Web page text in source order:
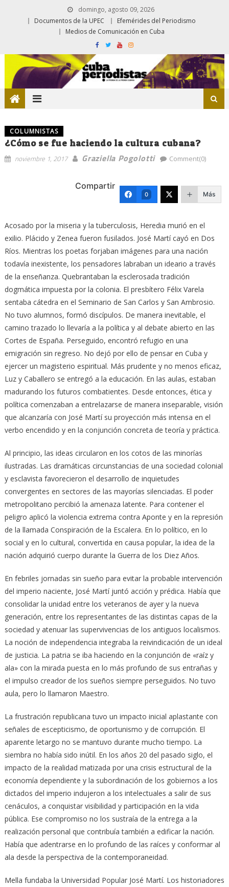
domingo, agosto 09, 2026
Documentos de la UPEC
Efemérides del Periodismo
Medios de Comunicación en Cuba
COLUMNISTAS
¿Cómo se fue haciendo la cultura cubana?
noviembre 1, 2017 Graziella Pogolotti Comment(0)
Compartir
0 Más
Acosado por la miseria y la tuberculosis, Heredia murió en el
exilio. Plácido y Zenea fueron fusilados. José Martí cayó en Dos
Ríos. Mientras los poetas forjaban imágenes para una nación
todavía inexistente, los pensadores labraban un ideario a través
de la enseñanza. Quebrantaban la esclerosada tradición
dogmática impuesta por la colonia. El presbítero Félix Varela
sentaba cátedra en el Seminario de San Carlos y San Ambrosio.
No tuvo alumnos, formó discípulos. De manera inevitable, el
camino trazado lo llevaría a la política y al debate abierto en las
Cortes de España. Perseguido, encontró refugio en una
emigración sin regreso. No dejó por ello de pensar en Cuba y
ejercer un magisterio espiritual. Más prudente y no menos eficaz,
Luz y Caballero se entregó a la educación. En las aulas, estaban
madurando los futuros combatientes. Desde entonces, ética y
política comenzaban a entrelazarse de manera inseparable, visión
que alcanzaría con José Martí su proyección más intensa en el
verbo encendido y en la conjunción concreta de teoría y práctica.
Al principio, las ideas circularon en los cotos de las minorías
ilustradas. Las dramáticas circunstancias de una sociedad colonial
y esclavista favorecieron el desarrollo de inquietudes
convergentes en sectores de las mayorías silenciadas. El poder
metropolitano percibió la amenaza latente. Para contener el
peligro aplicó la violencia extrema contra Aponte y en la represión
de la llamada Conspiración de la Escalera. En lo político, en lo
social y en lo cultural, convertida en causa popular, la idea de la
nación adquirió cuerpo durante la Guerra de los Diez Años.
En febriles jornadas sin sueño para evitar la probable intervención
del imperio naciente, José Martí juntó acción y prédica. Había que
consolidar la unidad entre los veteranos de ayer y la nueva
generación, entre los representantes de las distintas capas de la
sociedad y atenuar las supervivencias de los antiguos localismos.
La noción de independencia integraba la reivindicación de un ideal
de justicia. La patria se iba haciendo en la conjunción de «raíz y
ala» con la mirada puesta en lo más profundo de sus entrañas y
el impulso creador de los sueños siempre perseguidos. No tuvo
aula, pero lo llamaron Maestro.
La frustración republicana tuvo un impacto inicial aplastante con
señales de escepticismo, de oportunismo y de corrupción. El
aparente letargo no se mantuvo durante mucho tiempo. La
siembra no había sido inútil. En los años 20 del pasado siglo, el
impacto de la realidad matizada por una crisis estructural de la
economía dependiente y la subordinación de los gobiernos a los
dictados del imperio indujeron a los intelectuales a salir de sus
cenáculos, a conquistar visibilidad y participación en la vida
pública. Ese compromiso no los sustraía de la entrega a la
realización personal que contribuía también a edificar la nación.
Había que adentrarse en lo profundo de las raíces y conformar al
ala desde la perspectiva de la contemporaneidad.
Mella fundaba la Universidad Popular José Martí. Los historiadores